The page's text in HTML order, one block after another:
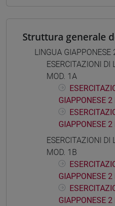
Struttura generale
LINGUA GIAPPONESE
ESERCITAZIONI DI
MOD. 1A
GIAPPONESE
GIAPPONESE
ESERCITAZIONI DI
MOD. 1B
GIAPPONESE
GIAPPONESE